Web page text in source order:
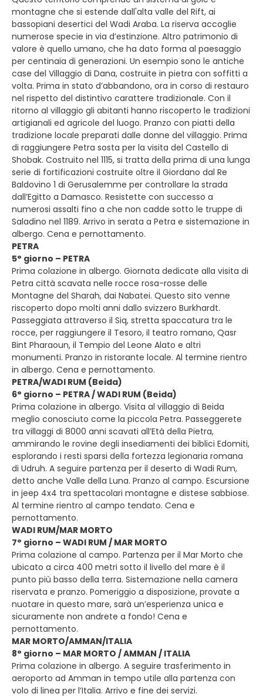
montagne che si estende dall'alta valle del Rift, ai
bassopiani desertici del Wadi Araba. La riserva accoglie
numerose specie in via d’estinzione. Altro patrimonio di
valore è quello umano, che ha dato forma al paesaggio
per centinaia di generazioni. Un esempio sono le antiche
case del Villaggio di Dana, costruite in pietra con soffitti a
volta. Prima in stato d’abbandono, ora in corso di restauro
nel rispetto del distintivo carattere tradizionale. Con il
ritorno al villaggio gli abitanti hanno riscoperto le tradizioni
artigianali ed agricole del luogo. Pranzo con piatti della
tradizione locale preparati dalle donne del villaggio. Prima
di raggiungere Petra sosta per la visita del Castello di
Shobak. Costruito nel 1115, si tratta della prima di una lunga
serie di fortificazioni costruite oltre il Giordano dal Re
Baldovino 1 di Gerusalemme per controllare la strada
dall’Egitto a Damasco. Resistette con successo a
numerosi assalti fino a che non cadde sotto le truppe di
Saladino nel 1189. Arrivo in serata a Petra e sistemazione in
albergo. Cena e pernottamento.
PETRA
5° giorno – PETRA
Prima colazione in albergo. Giornata dedicate alla visita di
Petra città scavata nelle rocce rosa-rosse delle
Montagne del Sharah, dai Nabatei. Questo sito venne
riscoperto dopo molti anni dallo svizzero Burkhardt.
Passeggiata attraverso il Siq, stretta spaccatura tra le
rocce, per raggiungere il Tesoro, il teatro romano, Qasr
Bint Pharaoun, il Tempio del Leone Alato e altri
monumenti. Pranzo in ristorante locale. Al termine rientro
in albergo. Cena e pernottamento.
PETRA/WADI RUM (Beida)
6° giorno – PETRA / WADI RUM (Beida)
Prima colazione in albergo. Visita al villaggio di Beida
meglio conosciuto come la piccola Petra. Passeggerete
tra villaggi di 8000 anni scavati all’Età della Pietra,
ammirando le rovine degli insediamenti dei biblici Edomiti,
esplorando i resti sparsi della fortezza legionaria romana
di Udruh. A seguire partenza per il deserto di Wadi Rum,
detto anche Valle della Luna. Pranzo al campo. Escursione
in jeep 4x4 tra spettacolari montagne e distese sabbiose.
Al termine rientro al campo tendato. Cena e
pernottamento.
WADI RUM/MAR MORTO
7° giorno – WADI RUM / MAR MORTO
Prima colazione al campo. Partenza per il Mar Morto che
ubicato a circa 400 metri sotto il livello del mare è il
punto più basso della terra. Sistemazione nella camera
riservata e pranzo. Pomeriggio a disposizione, provate a
nuotare in questo mare, sarà un’esperienza unica e
sicuramente non andrete a fondo! Cena e
pernottamento.
MAR MORTO/AMMAN/ITALIA
8° giorno – MAR MORTO / AMMAN / ITALIA
Prima colazione in albergo. A seguire trasferimento in
aeroporto ad Amman in tempo utile alla partenza con
volo di linea per l’Italia. Arrivo e fine dei servizi.